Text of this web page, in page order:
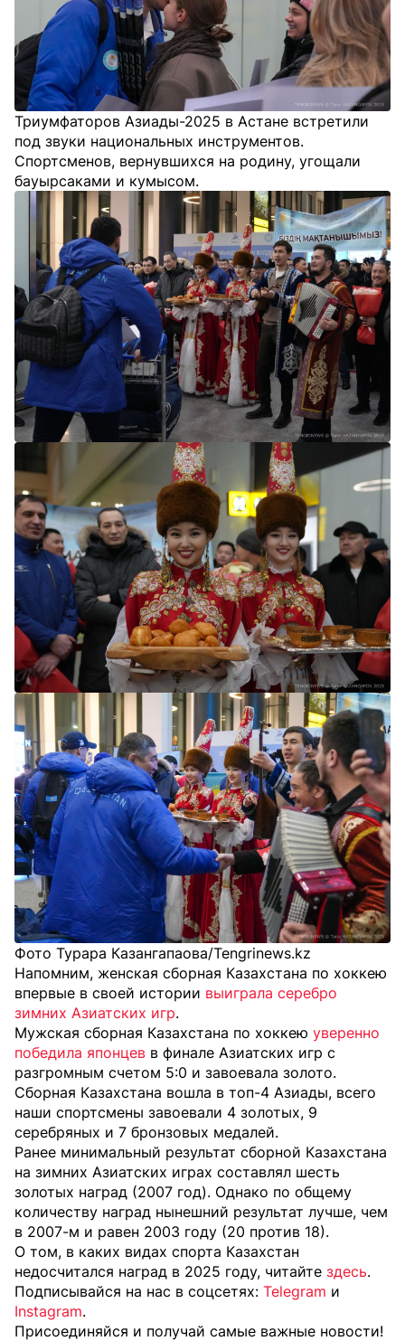
Триумфаторов Азиады-2025 в Астане встретили
под звуки национальных инструментов.
Спортсменов, вернувшихся на родину, угощали
бауырсаками и кумысом.
Фото Турара Казангапаова/Tengrinews.kz
Напомним, женская сборная Казахстана по хоккею
впервые в своей истории выиграла серебро
зимних Азиатских игр.
Мужская сборная Казахстана по хоккею уверенно
победила японцев в финале Азиатских игр с
разгромным счетом 5:0 и завоевала золото.
Сборная Казахстана вошла в топ-4 Азиады, всего
наши спортсмены завоевали 4 золотых, 9
серебряных и 7 бронзовых медалей.
Ранее минимальный результат сборной Казахстана
на зимних Азиатских играх составлял шесть
золотых наград (2007 год). Однако по общему
количеству наград нынешний результат лучше, чем
в 2007-м и равен 2003 году (20 против 18).
О том, в каких видах спорта Казахстан
недосчитался наград в 2025 году, читайте здесь.
Подписывайся на нас в соцсетях: Telegram и
Instagram.
Присоединяйся и получай самые важные новости!